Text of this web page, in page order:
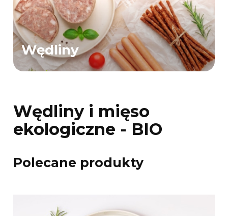
Wędliny
Wędliny i mięso
ekologiczne - BIO
Polecane produkty